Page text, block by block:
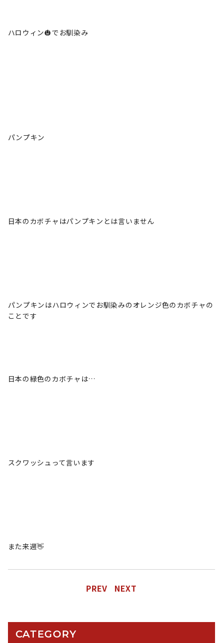
ハロウィン🎃でお馴染み
パンプキン
日本のカボチャはパンプキンとは言いません
パンプキンはハロウィンでお馴染みのオレンジ色のカボチャの
ことです
日本の緑色のカボチャは…
スクワッシュって言います
また来週👋
PREV NEXT
CATEGORY